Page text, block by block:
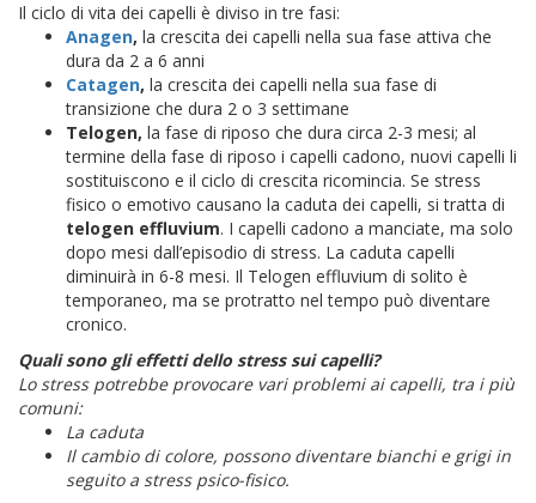
Il ciclo di vita dei capelli è diviso in tre fasi:
Anagen, la crescita dei capelli nella sua fase attiva che
dura da 2 a 6 anni
Catagen, la crescita dei capelli nella sua fase di
transizione che dura 2 o 3 settimane
Telogen, la fase di riposo che dura circa 2-3 mesi; al
termine della fase di riposo i capelli cadono, nuovi capelli li
sostituiscono e il ciclo di crescita ricomincia. Se stress
fisico o emotivo causano la caduta dei capelli, si tratta di
telogen effluvium. I capelli cadono a manciate, ma solo
dopo mesi dall’episodio di stress. La caduta capelli
diminuirà in 6-8 mesi. Il Telogen effluvium di solito è
temporaneo, ma se protratto nel tempo può diventare
cronico.
Quali sono gli effetti dello stress sui capelli?
Lo stress potrebbe provocare vari problemi ai capelli, tra i più
comuni:
La caduta
Il cambio di colore, possono diventare bianchi e grigi in
seguito a stress psico-fisico.